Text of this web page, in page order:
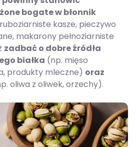
bogate w błonnik
kasze, pieczywo
makarony pełnoziarniste
zadbać o dobre źródła
białka (np. mięso
produkty mleczne) oraz
oliwa z oliwek, orzechy).